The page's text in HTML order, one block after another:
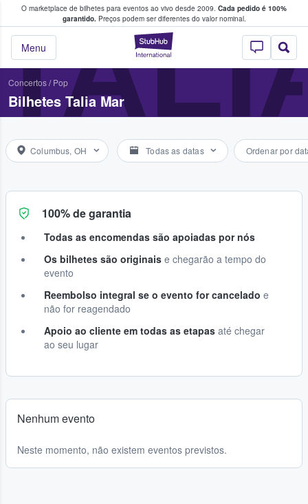
O marketplace de bilhetes para eventos ao vivo desde 2009. Cada pedido é 100%
garantido.Preços podem ser diferentes do valor nominal.
StubHub – onde
Menu
fãs compram e vendem bilhetes
Concertos/ Pop
Bilhetes Talia Mar
Columbus, OH Todas as datas Ordenar por
100% de garantia
Todas as encomendas são apoiadas por nós
Os bilhetes são originais e chegarão a tempo do
evento
Reembolso integral se o evento for cancelado e
não for reagendado
Apoio ao cliente em todas as etapas até chegar
ao seu lugar
Nenhum evento
Neste momento, não existem eventos previstos.